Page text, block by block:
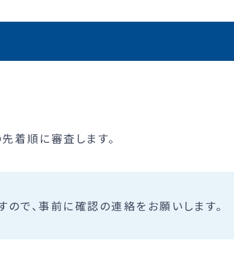
着順に審査します。
で、事前に確認の連絡をお願いします。